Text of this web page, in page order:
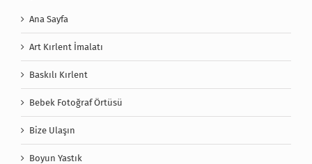
Ana Sayfa
Art Kırlent İmalatı
Baskılı Kırlent
Bebek Fotoğraf Örtüsü
Bize Ulaşın
Boyun Yastık